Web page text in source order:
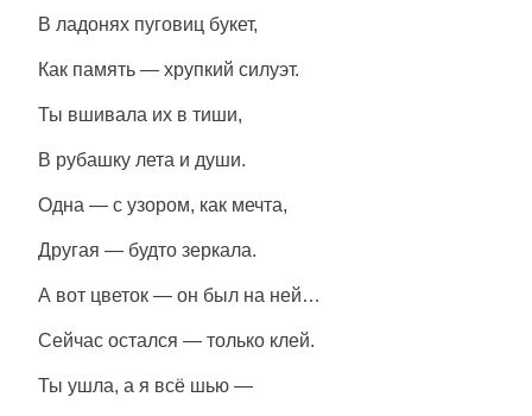
В ладонях пуговиц букет,
Как память — хрупкий силуэт.
Ты вшивала их в тиши,
В рубашку лета и души.
Одна — с узором, как мечта,
Другая — будто зеркала.
А вот цветок — он был на ней…
Сейчас остался — только клей.
Ты ушла, а я всё шью —